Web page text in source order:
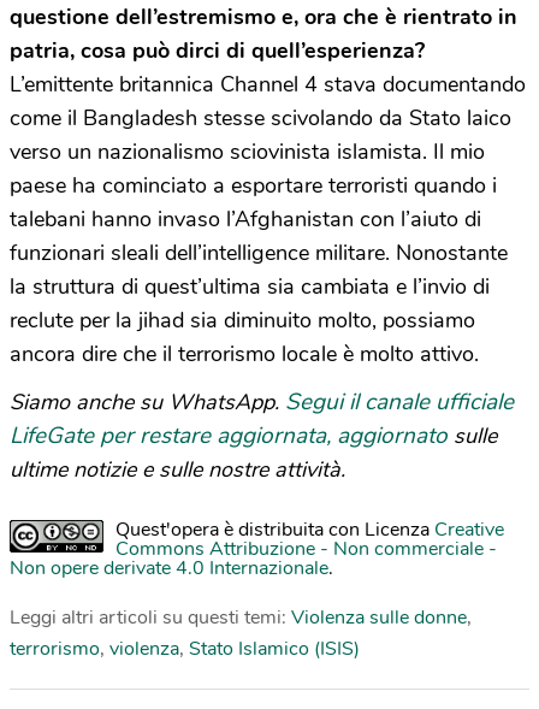
questione dell’estremismo e, ora che è rientrato in
patria, cosa può dirci di quell’esperienza?
L’emittente britannica Channel 4 stava documentando
come il Bangladesh stesse scivolando da Stato laico
verso un nazionalismo sciovinista islamista. Il mio
paese ha cominciato a esportare terroristi quando i
talebani hanno invaso l’Afghanistan con l’aiuto di
funzionari sleali dell’intelligence militare. Nonostante
la struttura di quest’ultima sia cambiata e l’invio di
reclute per la jihad sia diminuito molto, possiamo
ancora dire che il terrorismo locale è molto attivo.
Siamo anche su WhatsApp. Segui il canale ufficiale
LifeGate per restare aggiornata, aggiornato sulle
ultime notizie e sulle nostre attività.
Quest'opera è distribuita con Licenza Creative
Commons Attribuzione - Non commerciale -
Non opere derivate 4.0 Internazionale.
Leggi altri articoli su questi temi: Violenza sulle donne,
terrorismo, violenza, Stato Islamico (ISIS)